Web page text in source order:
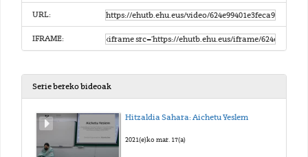
URL:
IFRAME:
Serie bereko bideoak
Hitzaldia Sahara: Aichetu Yeslem
2021(e)ko mar. 17(a)